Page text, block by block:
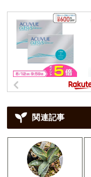
関連記事